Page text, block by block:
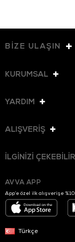
BİZE ULAŞIN
KURUMSAL
YARDIM
ALIŞVERİŞ
İLGİNİZİ ÇEKEBİLİR
AVVA APP
App’e özel ilk alışverişe
Türkçe